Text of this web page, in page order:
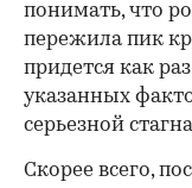
понимать, что
пережила пик
придется как
указанных
серьезной
Скорее всего,